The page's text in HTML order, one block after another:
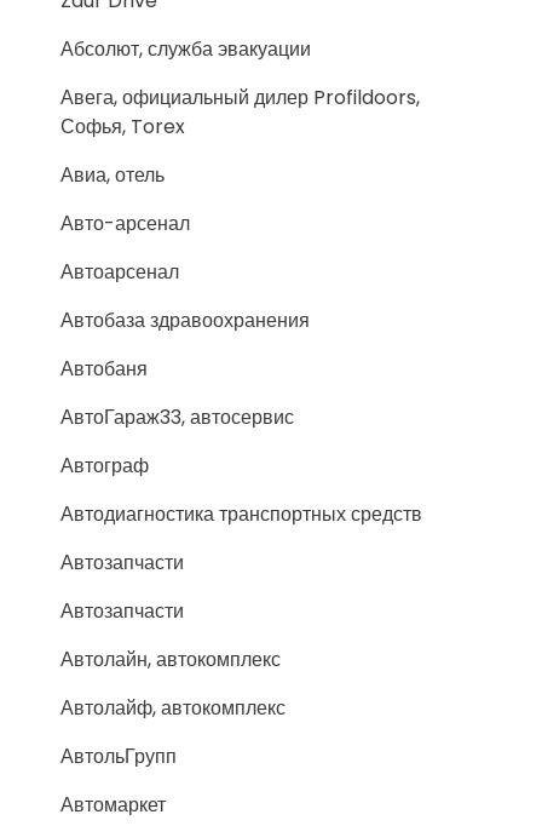
Абсолют, служба эвакуации
Авега, официальный дилер Profildoors,
Софья, Torex
Авиа, отель
Авто-арсенал
Автоарсенал
Автобаза здравоохранения
Автобаня
АвтоГараж33, автосервис
Автограф
Автодиагностика транспортных средств
Автозапчасти
Автозапчасти
Автолайн, автокомплекс
Автолайф, автокомплекс
АвтольГрупп
Автомаркет